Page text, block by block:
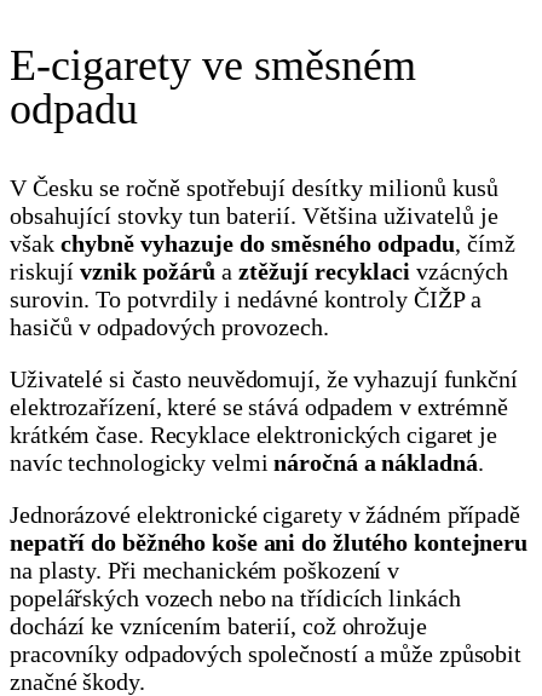
E-cigarety ve směsném
odpadu
V Česku se ročně spotřebují desítky milionů kusů
obsahující stovky tun baterií. Většina uživatelů je
však chybně vyhazuje do směsného odpadu, čímž
riskují vznik požárů a ztěžují recyklaci vzácných
surovin. To potvrdily i nedávné kontroly ČIŽP a
hasičů v odpadových provozech.
Uživatelé si často neuvědomují, že vyhazují funkční
elektrozařízení, které se stává odpadem v extrémně
krátkém čase. Recyklace elektronických cigaret je
navíc technologicky velmináročná a nákladná.
Jednorázové elektronické cigarety v žádném případě
nepatří do běžného koše ani do žlutého kontejneru
na plasty. Při mechanickém poškození v
popelářských vozech nebo na třídicích linkách
dochází ke vznícením baterií, což ohrožuje
pracovníky odpadových společností a může způsobit
značné škody.